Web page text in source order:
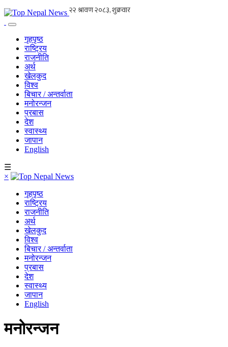
गृहपृष्ठ
राष्ट्रिय
राजनीति
अर्थ
खेलकुद
विश्व
बिचार / अन्तर्वाता
मनोरन्जन
प्रबास
देश
स्वास्थ्य
जापान
English
☰
×
गृहपृष्ठ
राष्ट्रिय
राजनीति
अर्थ
खेलकुद
विश्व
बिचार / अन्तर्वाता
मनोरन्जन
प्रबास
देश
स्वास्थ्य
जापान
English
मनोरन्जन